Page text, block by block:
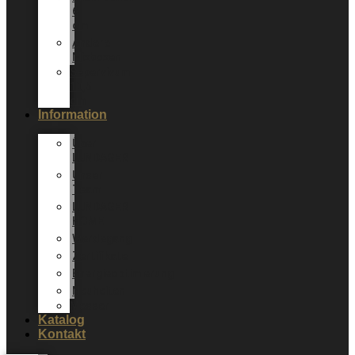
6
cm
Andere
Mixboxen
Information
Über
Unser
Team
HOME
Werdegang
Zertifikate
Energieoptimierung
Neuheiten
Katalog
Kontakt